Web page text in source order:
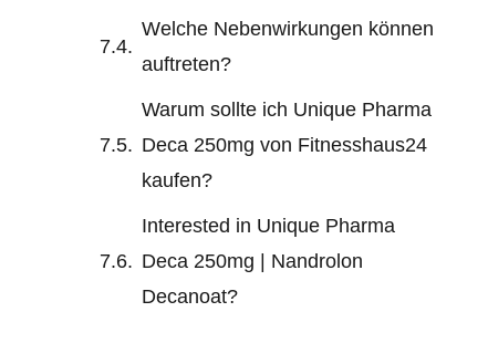
Welche Nebenwirkungen können
auftreten?
Warum sollte ich Unique Pharma
Deca 250mg von Fitnesshaus24
kaufen?
Interested in Unique Pharma
Deca 250mg | Nandrolon
Decanoat?